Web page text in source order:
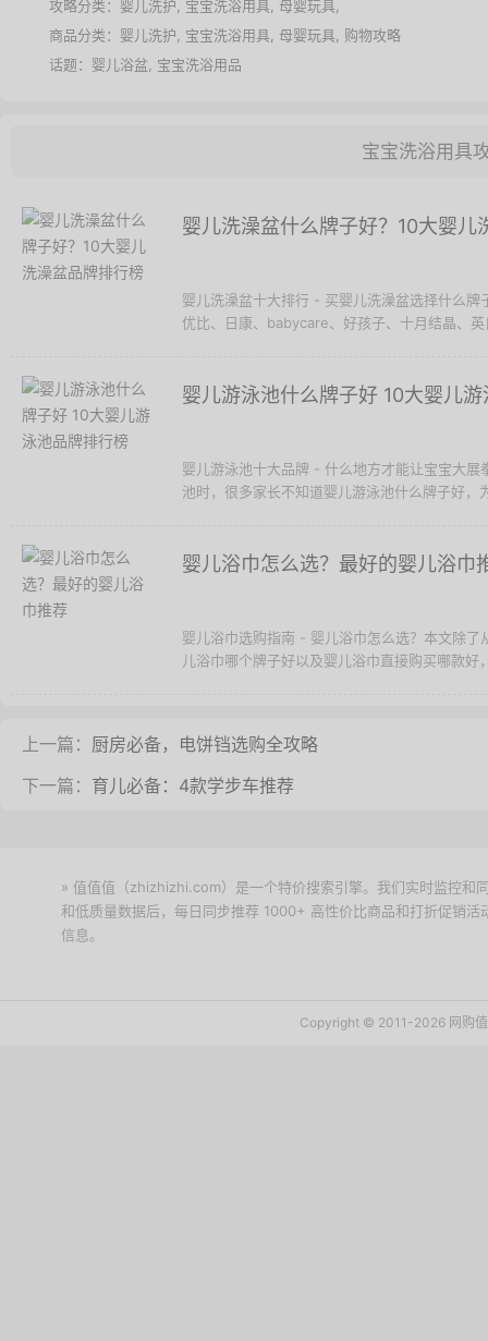
攻略分类： 婴儿洗护 宝宝洗浴用具 母婴玩具
商品分类： 婴儿洗护 宝宝洗浴用具 母婴玩具 购物攻略
话题： 婴儿浴盆 宝宝洗浴用品
宝宝洗浴用具
婴儿洗澡盆什么牌子好？10大婴儿
婴儿洗澡盆十大排行 - 买婴儿洗澡盆选择什么
优比、日康、babycare、好孩子、十月结晶、
婴儿游泳池什么牌子好 10大婴儿
婴儿游泳池十大品牌 - 什么地方才能让宝宝大
池时，很多家长不知道婴儿游泳池什么牌子好
婴儿浴巾怎么选？最好的婴儿浴巾
婴儿浴巾选购指南 - 婴儿浴巾怎么选？本文除
儿浴巾哪个牌子好以及婴儿浴巾直接购买哪款
上一篇： 厨房必备，电饼铛选购全攻略
下一篇： 育儿必备：4款学步车推荐
» 值值值（zhizhizhi.com）是一个特价搜索引擎。我们实时监控和
和低质量数据后，每日同步推荐 1000+ 高性价比商品和打折促销
信息。
Copyright © 2011-2026 网购